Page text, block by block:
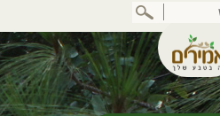
לתוכן
המרכזי